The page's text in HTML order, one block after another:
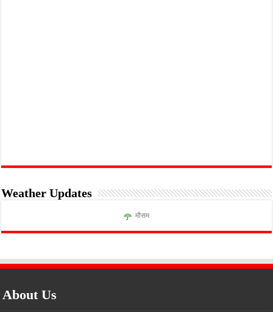
Weather Updates
मौसम
About Us